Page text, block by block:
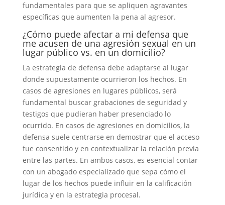
fundamentales para que se apliquen agravantes
específicas que aumenten la pena al agresor.
¿Cómo puede afectar a mi defensa que
me acusen de una agresión sexual en un
lugar público vs. en un domicilio?
La estrategia de defensa debe adaptarse al lugar
donde supuestamente ocurrieron los hechos. En
casos de agresiones en lugares públicos, será
fundamental buscar grabaciones de seguridad y
testigos que pudieran haber presenciado lo
ocurrido. En casos de agresiones en domicilios, la
defensa suele centrarse en demostrar que el acceso
fue consentido y en contextualizar la relación previa
entre las partes. En ambos casos, es esencial contar
con un abogado especializado que sepa cómo el
lugar de los hechos puede influir en la calificación
jurídica y en la estrategia procesal.